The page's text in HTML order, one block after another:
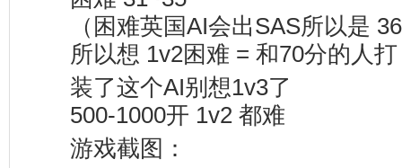
（困难英国AI会出SAS所以是
所以想 1v2困难 = 和70分的人打
装了这个AI别想1v3了
500-1000开 1v2 都难
游戏截图：